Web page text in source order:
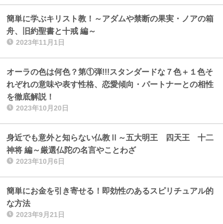
2023年11月1日
簡単に学ぶキリスト教！～アダムや禁断の果実・ノアの箱
舟、旧約聖書と十戒 編～
2023年10月20日
オーラの色は何色？第①弾!!!スタンダードな７色＋１色そ
れぞれの意味や表す性格、恋愛傾向・パートナーとの相性
を徹底解説！
2023年10月6日
身近でも意外と知らない仏教Ⅱ～五大明王 四天王 十二
神将 編～厳選仏陀の名言やことわざ
2023年9月21日
簡単にお金を引き寄せる！即効性のあるスピリチュアル的
な方法